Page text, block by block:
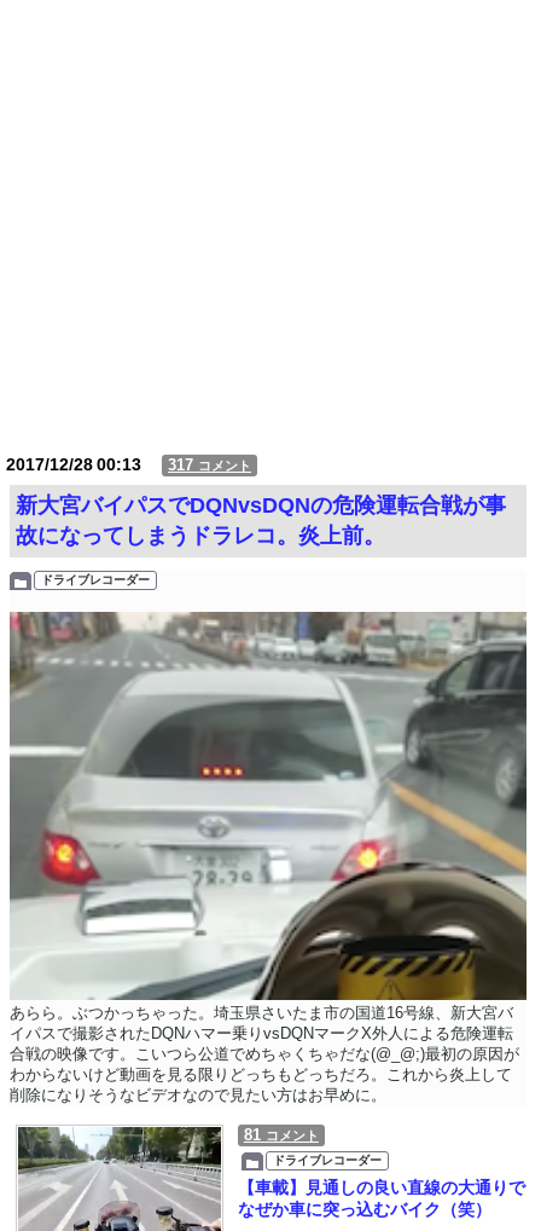
2017/12/2800:13 317 コメント
新大宮バイパスでDQNvsDQNの危険運転合戦が事
故になってしまうドラレコ。炎上前。
ドライブレコーダー
あらら。ぶつかっちゃった。埼玉県さいたま市の国道16号線、新大宮バ
イパスで撮影されたDQNハマー乗りvsDQNマークX外人による危険運転
合戦の映像です。こいつら公道でめちゃくちゃだな(@_@;)最初の原因が
わからないけど動画を見る限りどっちもどっちだろ。これから炎上して
削除になりそうなビデオなので見たい方はお早めに。
81 コメント
ドライブレコーダー
【車載】見通しの良い直線の大通りで
なぜか車に突っ込むバイク（笑）